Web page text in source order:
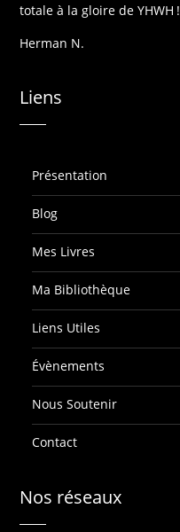
totale à la gloire de YHWH !
Herman N.
Liens
Présentation
Blog
Mes Livres
Ma Bibliothèque
Liens Utiles
Évènements
Nous Soutenir
Contact
Nos réseaux